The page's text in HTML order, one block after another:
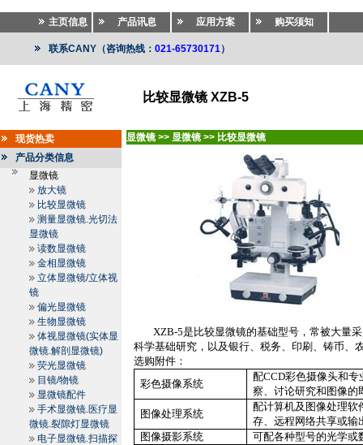
主页信息 产品讯息 应用方案 购买须知
联系CANY（咨询热线： 021-65730171）
比较显微镜 XZB-5
现货热卖
产品分类信息
显微镜
放大镜
比较显微镜
测量显微镜.光切法
显微镜
读数显微镜
金相显微镜
立体显微镜/立体视
镜
偏光显微镜
生物显微镜
体视显微镜(实体显
微镜.解剖显微镜)
荧光显微镜
目镜/物镜
显微镜配件
手术显微镜.医疗显
微镜.裂隙灯显微镜
电子显微镜.扫描探
显微镜 >> 显微镜 >> 比较显微镜
XZB-5是比较显微镜的基础型号，常被大量
科学基础研究，以及银行、税务、印刷、铸币、
选购附件：
彩色摄像系统
配CCD彩色摄像头和专
察、讨论研究和图像的
图像处理系统
配计算机及图像处理软
存、远程网络共享或输
图像摄影系统
可配各种型号的光学或